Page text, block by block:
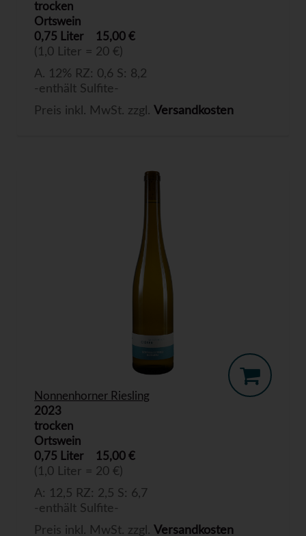
trocken
Ortswein
0,75 Liter
15,00 €
(1,0 Liter = 20 €)
A. 12% RZ: 0,6 S: 8,2
-enthält Sulfite-
Preis inkl. MwSt. zzgl. Versandkosten
Nonnenhorner Riesling
2023
trocken
Ortswein
0,75 Liter
15,00 €
(1,0 Liter = 20 €)
A: 12,5 RZ: 2,5 S: 6,7
-enthält Sulfite-
Preis inkl. MwSt. zzgl. Versandkosten